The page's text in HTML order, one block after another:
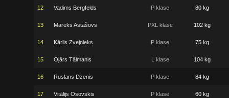
12 Vadims Bergfelds P klase 80 kg
13 Mareks Astašovs PXL klase 102 kg
14 Kārlis Zvejnieks P klase 75 kg
15 Ojārs Tālmanis L klase 104 kg
16 Ruslans Dzenis P klase 84 kg
17 Vitālijs Osovskis P klase 60 kg